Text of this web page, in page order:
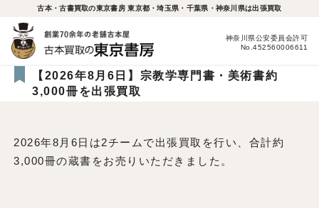
古本・古書買取の東京書房 東京都・埼玉県・千葉県・神奈川県は出張買取
神奈川県公安委員会許可
No.452560006611
【2026年8月6日】宗教学専門書・美術書約
3,000冊を出張買取
2026年8月6日は2チームで出張買取を行い、合計約
3,000冊の蔵書をお売りいただきました。